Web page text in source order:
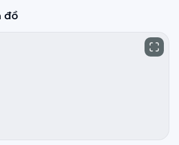
đồ